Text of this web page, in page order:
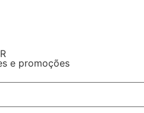
e promoções